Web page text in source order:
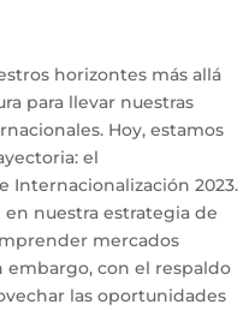
horizontes más allá
para llevar nuestras
Hoy, estamos
el
Internacionalización 2023.
nuestra estrategia de
mercados
embargo, con el respaldo
las oportunidades